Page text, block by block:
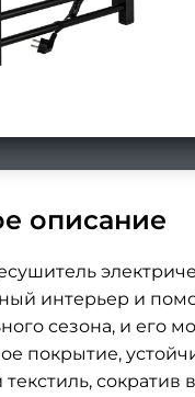
описание
интерьер и
сезона, и его
покрытие,
сократив